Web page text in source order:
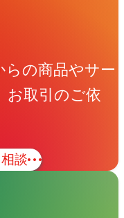
らの商品やサー
お取引のご依
談